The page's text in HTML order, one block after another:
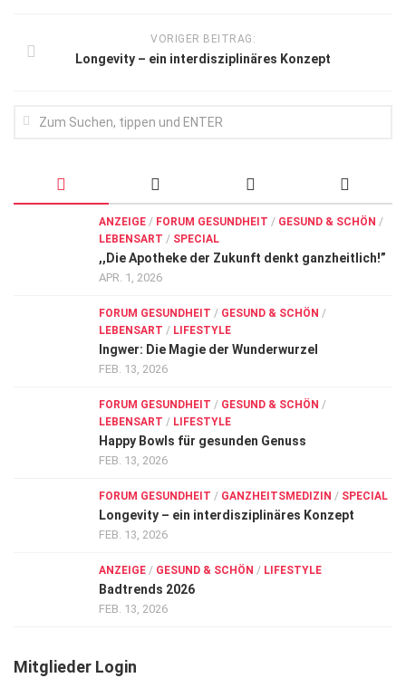
VORIGER BEITRAG:
Longevity – ein interdisziplinäres Konzept
ANZEIGE / FORUM GESUNDHEIT / GESUND & SCHÖN /
LEBENSART / SPECIAL
,,Die Apotheke der Zukunft denkt ganzheitlich!”
APR. 1, 2026
FORUM GESUNDHEIT / GESUND & SCHÖN /
LEBENSART / LIFESTYLE
Ingwer: Die Magie der Wunderwurzel
FEB. 13, 2026
FORUM GESUNDHEIT / GESUND & SCHÖN /
LEBENSART / LIFESTYLE
Happy Bowls für gesunden Genuss
FEB. 13, 2026
FORUM GESUNDHEIT / GANZHEITSMEDIZIN / SPECIAL
Longevity – ein interdisziplinäres Konzept
FEB. 13, 2026
ANZEIGE / GESUND & SCHÖN / LIFESTYLE
Badtrends 2026
FEB. 13, 2026
Mitglieder Login